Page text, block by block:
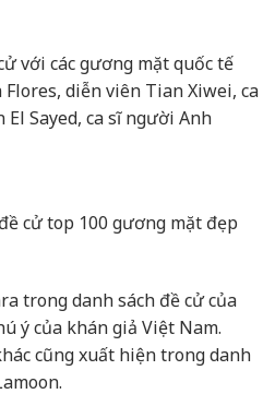
với các gương mặt quốc tế
diễn viên Tian Xiwei, ca
Sayed, ca sĩ người Anh
cử top 100 gương mặt đẹp
trong danh sách đề cử của
ý của khán giả Việt Nam.
cũng xuất hiện trong danh